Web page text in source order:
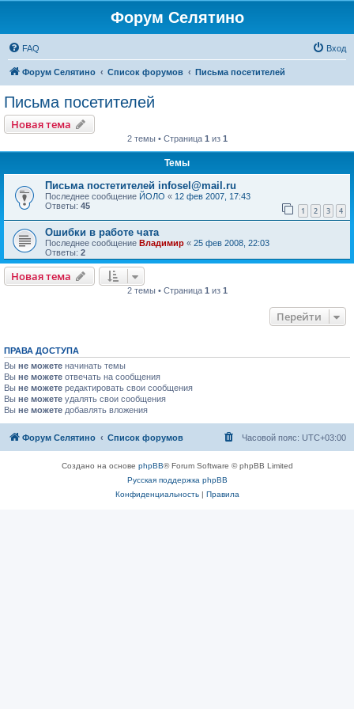
Форум Селятино
FAQ Вход
Форум Селятино Список форумов Письма посетителей
Письма посетителей
Новая тема
2 темы • Страница 1 из 1
Темы
Письма постетителей infosel@mail.ru
Последнее сообщение ЙОЛО « 12 фев 2007, 17:43
Ответы: 45 1 2 3 4
Ошибки в работе чата
Последнее сообщение Владимир « 25 фев 2008, 22:03
Ответы: 2
Новая тема
2 темы • Страница 1 из 1
Перейти
ПРАВА ДОСТУПА
Вы не можете начинать темы
Вы не можете отвечать на сообщения
Вы не можете редактировать свои сообщения
Вы не можете удалять свои сообщения
Вы не можете добавлять вложения
Форум Селятино Список форумов Часовой пояс: UTC+03:00
Создано на основе phpBB® Forum Software © phpBB Limited
Русская поддержка phpBB
Конфиденциальность| Правила